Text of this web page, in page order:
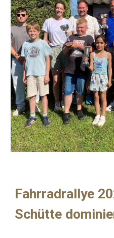
Fahrradrallye
Schütte